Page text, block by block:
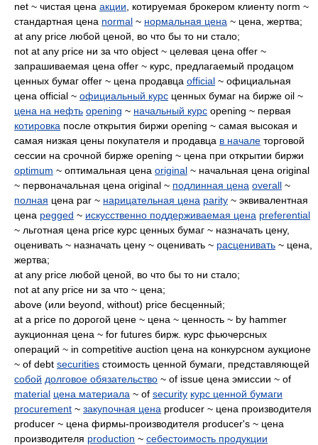
net ~ чистая цена акции , котируемая брокером клиенту norm ~
стандартная цена normal ~ нормальная цена ~ цена, жертва;
at any price любой ценой, во что бы то ни стало;
not at any price ни за что object ~ целевая цена offer ~
запрашиваемая цена offer ~ курс, предлагаемый продацом
ценных бумаг offer ~ цена продавца official ~ официальная
цена official ~ официальный курс ценных бумаг на бирже oil ~
цена на нефть opening ~ начальный курс opening ~ первая
котировка после открытия биржи opening ~ самая высокая и
самая низкая цены покупателя и продавца в начале торговой
сессии на срочной бирже opening ~ цена при открытии биржи
optimum ~ оптимальная цена original ~ начальная цена original
~ первоначальная цена original ~ подлинная цена overall ~
полная цена par ~ нарицательная цена parity ~ эквивалентная
цена pegged ~ искусственно поддерживаемая цена preferential
~ льготная цена price курс ценных бумаг ~ назначать цену,
оценивать ~ назначать цену ~ оценивать ~ расценивать ~ цена,
жертва;
at any price любой ценой, во что бы то ни стало;
not at any price ни за что ~ цена;
above (или beyond, without) price бесценный;
at a price по дорогой цене ~ цена ~ ценность ~ by hammer
аукционная цена ~ for futures бирж. курс фьючерсных
операций ~ in competitive auction цена на конкурсном аукционе
~ of debt securities стоимость ценной бумаги, представляющей
собой долговое обязательство ~ of issue цена эмиссии ~ of
material цена материала ~ of security курс ценной бумаги
procurement ~ закупочная цена producer ~ цена производителя
producer ~ цена фирмы-производителя producer's ~ цена
производителя production ~ себестоимость продукции